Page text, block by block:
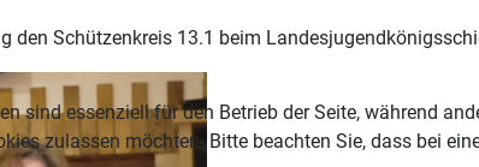
den Schützenkreis 13.1 beim
sind essenziell für den Betrieb der Seite, während
zulassen möchten. Bitte beachten Sie, dass bei